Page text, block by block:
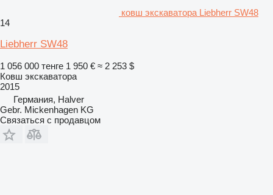
ковш экскаватора Liebherr SW48
14
Liebherr SW48
1 056 000 тенге 1 950 € ≈ 2 253 $
Ковш экскаватора
2015
Германия, Halver
Gebr. Mickenhagen KG
Связаться с продавцом